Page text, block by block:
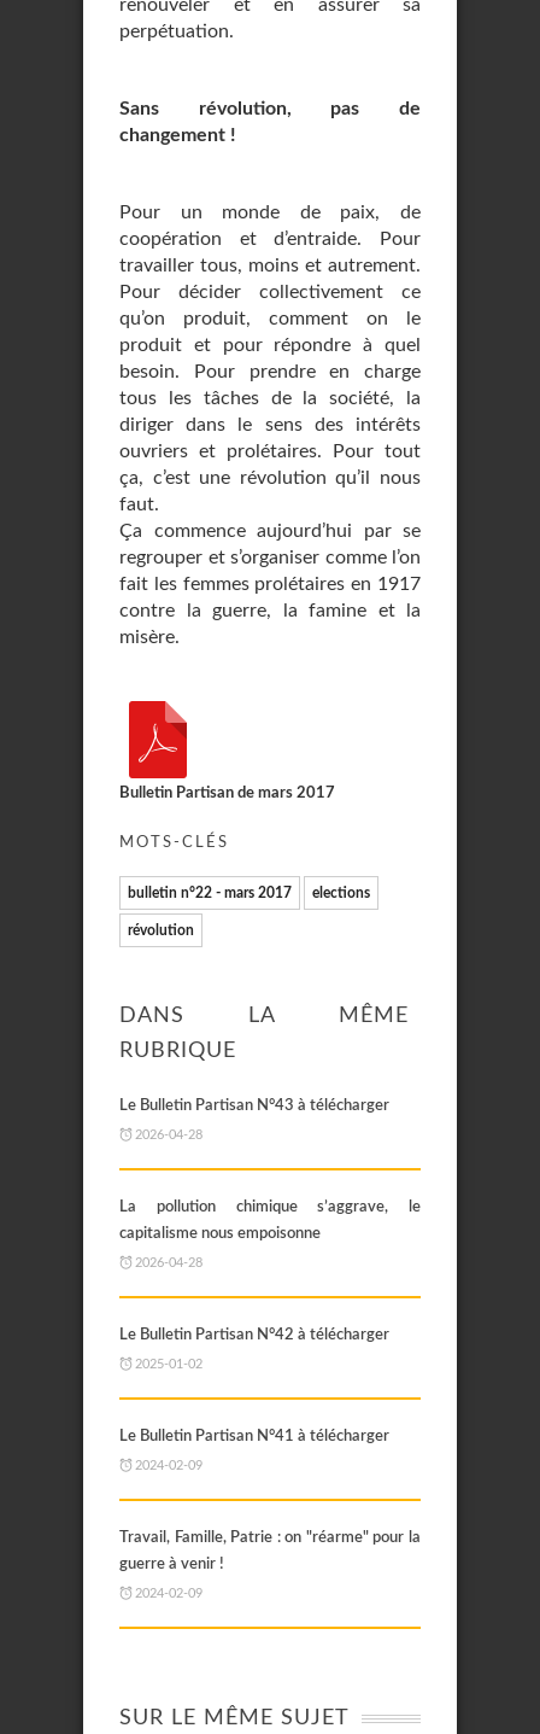
renouveler et en assurer sa
perpétuation.
Sans révolution, pas de
changement !
Pour un monde de paix, de
coopération et d’entraide. Pour
travailler tous, moins et autrement.
Pour décider collectivement ce
qu’on produit, comment on le
produit et pour répondre à quel
besoin. Pour prendre en charge
tous les tâches de la société, la
diriger dans le sens des intérêts
ouvriers et prolétaires. Pour tout
ça, c’est une révolution qu’il nous
faut.
Ça commence aujourd’hui par se
regrouper et s’organiser comme l’on
fait les femmes prolétaires en 1917
contre la guerre, la famine et la
misère.
Bulletin Partisan de mars 2017
MOTS-CLÉS
bulletin n°22 - mars 2017 elections
révolution
DANS LA MÊME
RUBRIQUE
Le Bulletin Partisan N°43 à télécharger
2026-04-28
La pollution chimique s’aggrave, le
capitalisme nous empoisonne
2026-04-28
Le Bulletin Partisan N°42 à télécharger
2025-01-02
Le Bulletin Partisan N°41 à télécharger
2024-02-09
Travail, Famille, Patrie : on "réarme" pour la
guerre à venir !
2024-02-09
SUR LE MÊME SUJET